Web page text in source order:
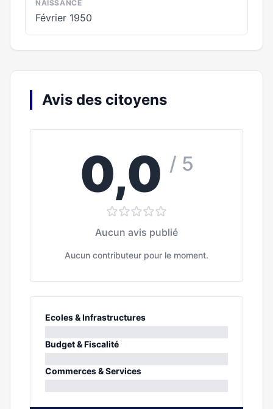
NAISSANCE
Février 1950
Avis des citoyens
0,0 / 5
Aucun avis publié
Aucun contributeur pour le moment.
Ecoles & Infrastructures
0%
Budget & Fiscalité
0%
Commerces & Services